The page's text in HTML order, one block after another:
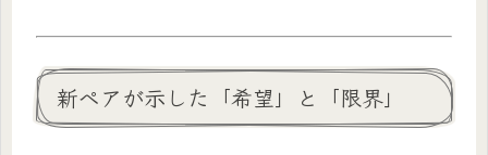
新ペアが示した「希望」と「限界」